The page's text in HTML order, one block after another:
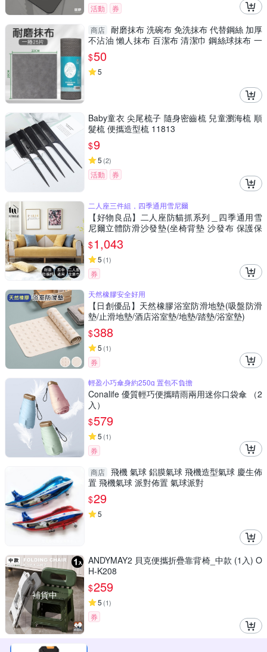
活動 券
商店 耐磨抹布 洗碗布 免洗抹布 代替鋼絲 加厚
不沾油 懶人抹布 百潔布 清潔巾 鋼絲球抹布 一
次性抹布
$50
5
Baby童衣 尖尾梳子 隨身密齒梳 兒童瀏海梳 順
髮梳 便攜造型梳 11813
$9
5 (2)
活動 券
二人座三件組，四季通用雪尼爾
【好物良品】二人座防貓抓系列＿四季通用雪
尼爾立體防滑沙發墊(坐椅背墊 沙發布 保護保
潔墊 靠背巾)
$1,043
5 (1)
券
天然橡膠安全好用
【日創優品】天然橡膠浴室防滑地墊(吸盤防滑
墊/止滑地墊/酒店浴室墊/地墊/踏墊/浴室墊)
$388
5 (1)
券
輕盈小巧傘身約250g 置包不負擔
Conalife 優質輕巧便攜晴雨兩用迷你口袋傘 （2
入）
$579
5 (1)
券
商店 飛機 氣球 鋁膜氣球 飛機造型氣球 慶生佈
置 飛機氣球 派對佈置 氣球派對
$29
5
補貨中
ANDYMAY2 貝克便攜折疊靠背椅_中款 (1入) O
H-K208
$259
5 (1)
券